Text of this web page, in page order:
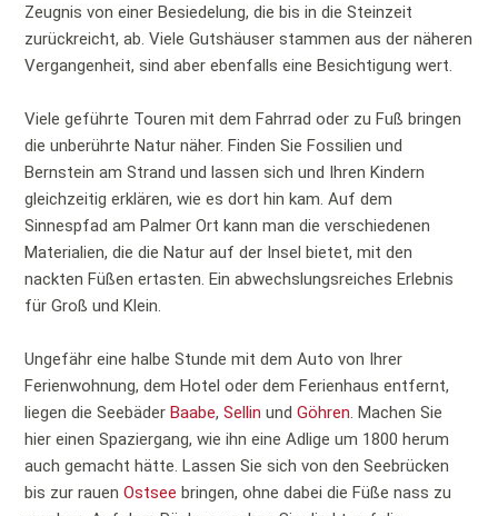
Zeugnis von einer Besiedelung, die bis in die Steinzeit
zurückreicht, ab. Viele Gutshäuser stammen aus der näheren
Vergangenheit, sind aber ebenfalls eine Besichtigung wert.
Viele geführte Touren mit dem Fahrrad oder zu Fuß bringen
die unberührte Natur näher. Finden Sie Fossilien und
Bernstein am Strand und lassen sich und Ihren Kindern
gleichzeitig erklären, wie es dort hin kam. Auf dem
Sinnespfad am Palmer Ort kann man die verschiedenen
Materialien, die die Natur auf der Insel bietet, mit den
nackten Füßen ertasten. Ein abwechslungsreiches Erlebnis
für Groß und Klein.
Ungefähr eine halbe Stunde mit dem Auto von Ihrer
Ferienwohnung, dem Hotel oder dem Ferienhaus entfernt,
liegen die SeebäderBaabe,Sellin undGöhren. Machen Sie
hier einen Spaziergang, wie ihn eine Adlige um 1800 herum
auch gemacht hätte. Lassen Sie sich von den Seebrücken
bis zur rauenOstsee bringen, ohne dabei die Füße nass zu